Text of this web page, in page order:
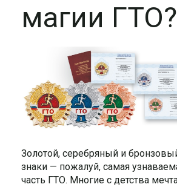
магии ГТО?
Золотой, серебряный и
знаки — пожалуй, самая
часть ГТО. Многие с детства